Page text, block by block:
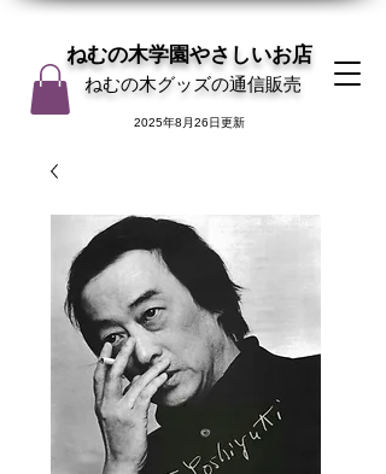
ねむの木学園やさしいお店
ねむの木グッズの通信販売
2025年8月26日更新